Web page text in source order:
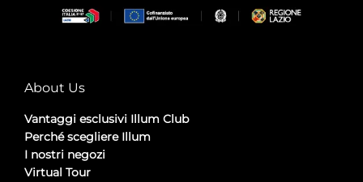
About Us
Vantaggi esclusivi Illum Club
Perché scegliere Illum
I nostri negozi
Virtual Tour